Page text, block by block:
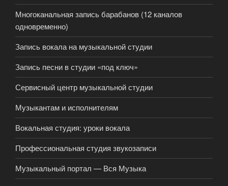
Многоканальная запись барабанов (12 каналов
одновременно)
Запись вокала на музыкальной студии
Запись песни в студии «под ключ»
Сервисный центр музыкальной студии
Музыкантам и исполнителям
Вокальная студия: уроки вокала
Профессиональная студия звукозаписи
Музыкальный портал — Вся Музыка